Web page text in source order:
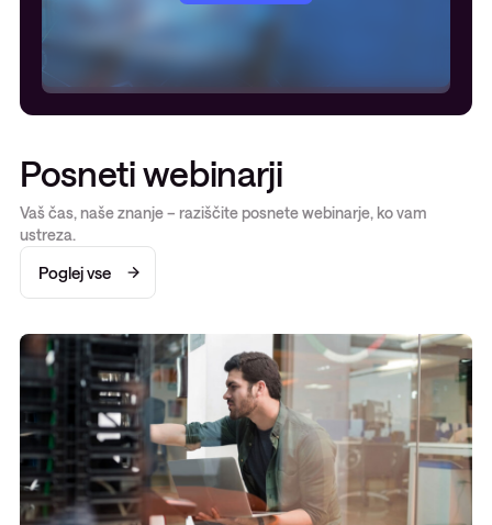
Posneti webinarji
Vaš čas, naše znanje – raziščite posnete webinarje, ko vam
ustreza.
Poglej vse